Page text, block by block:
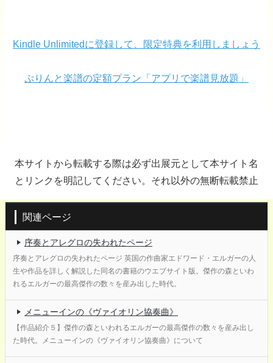
Kindle Unlimitedに登録して、限定特典を利用しましょう
ぷりんと楽譜の定額プラン「アプリで楽譜見放題」
本サイトから転載する際は必ず出展元として本サイト名
とリンクを明記してください。それ以外の無断転載禁止
関連ページ
序奏とアレグロの失われたページ
序奏とアレグロの失われたページ 英国の作曲家エドワード・エルガーの人
生や作品を詳しく解説した同名の書籍のウエブサイト版。傑作の森といわ
れるエルガーの最高傑作の数々を産み出した時代。
メニューインの《ヴァイオリン協奏曲》
【作品紹介５】傑作の森といわれるエルガーの最高傑作の数々を産み出し
た時代。メニューインの《ヴァイオリン協奏曲》について